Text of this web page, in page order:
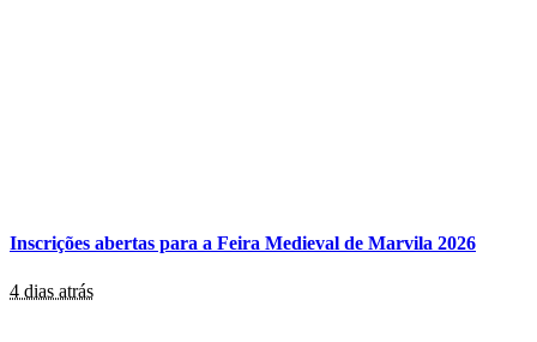
Inscrições abertas para a Feira Medieval de Marvila 2026
4 dias atrás